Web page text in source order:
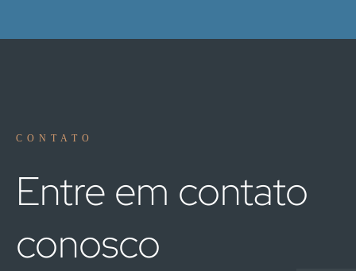
CONTATO
Entre em contato
conosco